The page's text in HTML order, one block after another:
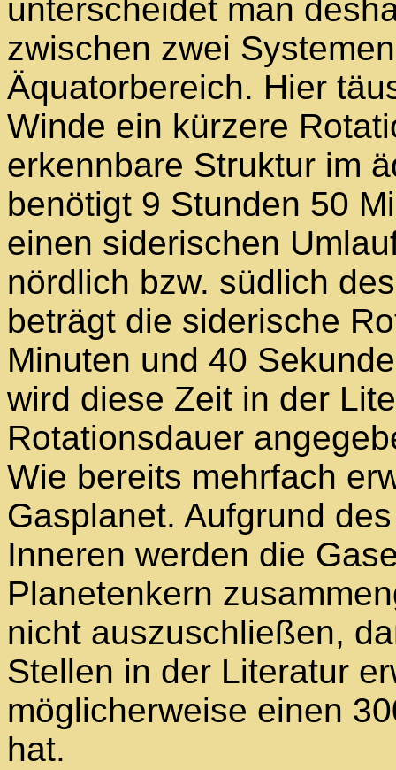
unterscheidet man
zwischen zwei
Äquatorbereich. Hier
Winde ein kürzere
erkennbare Struktur im
benötigt 9 Stunden 50
einen siderischen
nördlich bzw. südlich
beträgt die siderische
Minuten und 40
wird diese Zeit in der
Rotationsdauer
Wie bereits mehrfach
Gasplanet. Aufgrund
Inneren werden die
Planetenkern
nicht auszuschließen,
Stellen in der Literatur
möglicherweise einen
hat.